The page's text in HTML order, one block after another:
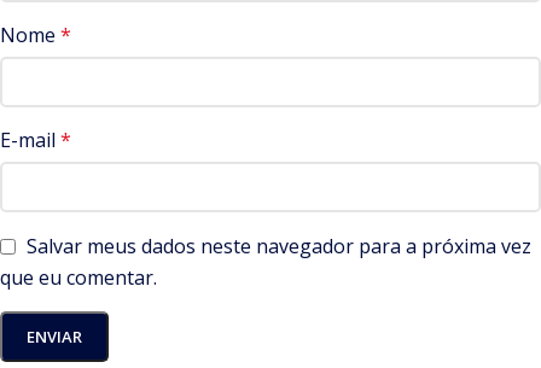
Nome *
E-mail *
Salvar meus dados neste navegador para a próxima vez
que eu comentar.